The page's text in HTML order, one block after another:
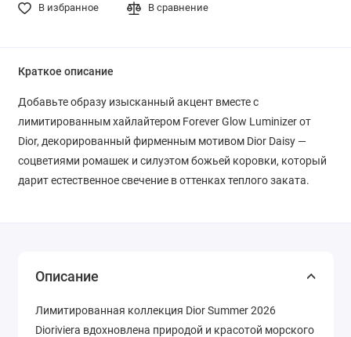
В избранное В сравнение
Краткое описание
Добавьте образу изысканный акцент вместе с
лимитированным хайлайтером Forever Glow Luminizer от
Dior, декорированный фирменным мотивом Dior Daisy —
соцветиями ромашек и силуэтом божьей коровки, который
дарит естественное свечение в оттенках теплого заката.
Описание
Лимитированная коллекция Dior Summer 2026
Dioriviera вдохновлена природой и красотой морского